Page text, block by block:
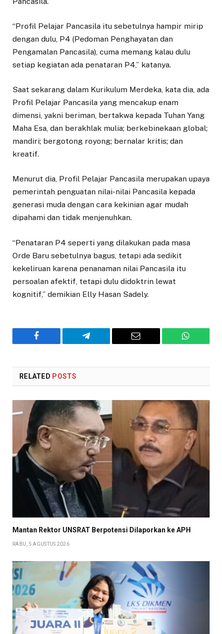
“Profil Pelajar Pancasila itu sebetulnya hampir mirip
dengan dulu, P4 (Pedoman Penghayatan dan
Pengamalan Pancasila), cuma memang kalau dulu
setiap kegiatan ada penataran P4,” katanya.
Saat sekarang dalam Kurikulum Merdeka, kata dia, ada
Profil Pelajar Pancasila yang mencakup enam
dimensi, yakni beriman, bertakwa kepada Tuhan Yang
Maha Esa, dan berakhlak mulia; berkebinekaan global;
mandiri; bergotong royong; bernalar kritis; dan
kreatif.
Menurut dia, Profil Pelajar Pancasila merupakan upaya
pemerintah penguatan nilai-nilai Pancasila kepada
generasi muda dengan cara kekinian agar mudah
dipahami dan tidak menjenuhkan.
“Penataran P4 seperti yang dilakukan pada masa
Orde Baru sebetulnya bagus, tetapi ada sedikit
kekeliruan karena penanaman nilai Pancasila itu
persoalan afektif, tetapi dulu didoktrin lewat
kognitif,” demikian Elly Hasan Sadely.
Facebook Telegram Email
RELATED POSTS
Mantan Rektor UNSRAT Berpotensi Dilaporkan ke APH
RABU, 5 AGUSTUS 2026